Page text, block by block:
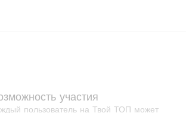
участия
пользователь на Твой ТОП может